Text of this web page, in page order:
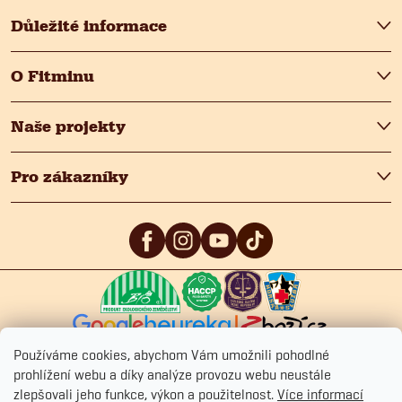
Používáme cookies, abychom Vám umožnili pohodlné
prohlížení webu a díky analýze provozu webu neustále
zlepšovali jeho funkce, výkon a použitelnost. Více informací
Důležité informace
O Fitminu
Naše projekty
Pro zákazníky
5 4.9 /5 4.9